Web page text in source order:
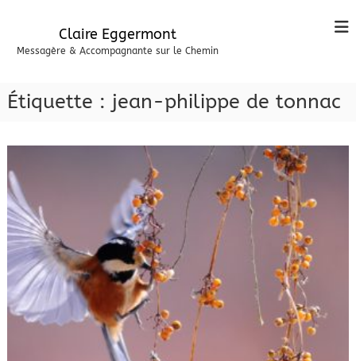
Claire Eggermont
Messagère & Accompagnante sur le Chemin
Étiquette : jean-philippe de tonnac